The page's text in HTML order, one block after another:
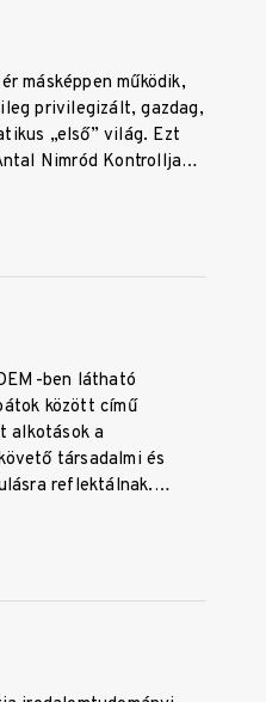
másképpen működik,
privilegizált, gazdag,
„első” világ. Ezt
Nimród Kontrollja…
ben látható
között című
alkotások a
társadalmi és
reflektálnak.…